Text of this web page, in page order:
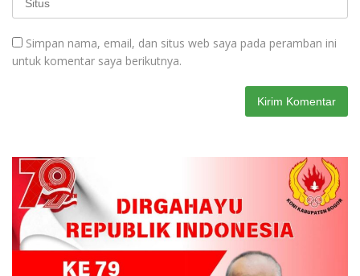
Simpan nama, email, dan situs web saya pada peramban ini
untuk komentar saya berikutnya.